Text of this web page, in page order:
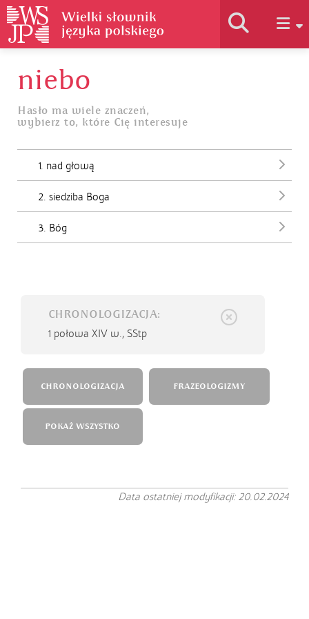
Jak korzystać
niebo
Hasło ma wiele znaczeń,
wybierz to, które Cię interesuje
1. nad głową
2. siedziba Boga
3. Bóg
CHRONOLOGIZACJA:
1 połowa XIV w., SStp
CHRONOLOGIZACJA FRAZEOLOGIZMY
POKAŻ WSZYSTKO
Data ostatniej modyfikacji: 20.02.2024